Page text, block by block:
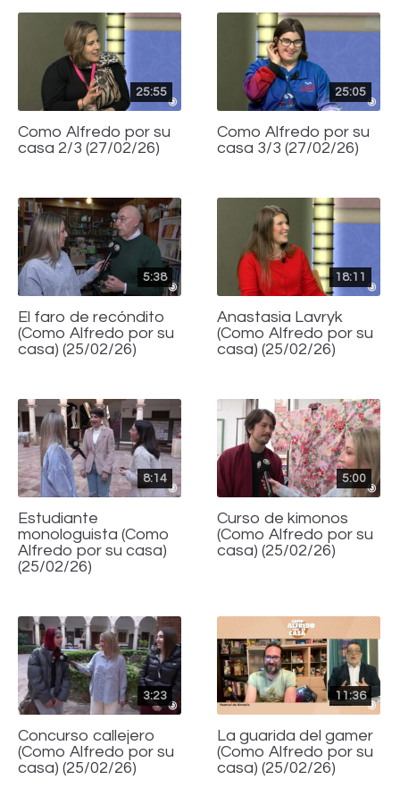
25:55
Como Alfredo por su
casa 2/3 (27/02/26)
25:05
Como Alfredo por su
casa 3/3 (27/02/26)
5:38
El faro de recóndito
(Como Alfredo por su
casa) (25/02/26)
18:11
Anastasia Lavryk
(Como Alfredo por su
casa) (25/02/26)
8:14
Estudiante
monologuista (Como
Alfredo por su casa)
(25/02/26)
5:00
Curso de kimonos
(Como Alfredo por su
casa) (25/02/26)
3:23
Concurso callejero
(Como Alfredo por su
casa) (25/02/26)
11:36
La guarida del gamer
(Como Alfredo por su
casa) (25/02/26)